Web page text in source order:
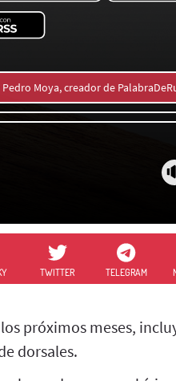
Moya, creador de
TWITTER TELEGRAM
próximos meses,
dorsales.